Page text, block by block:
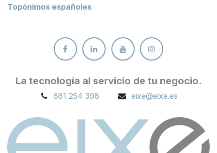
Topónimos españoles
La tecnología al servicio de tu negocio.
881 254 398 eixe@eixe.es